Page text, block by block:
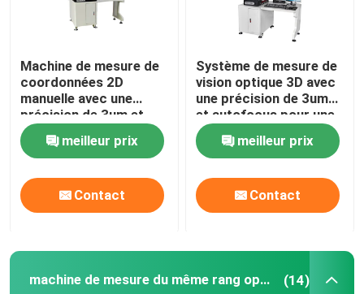
À la maison
Vidéos
Machine de mesure de
coordonnées 2D
manuelle avec une
précision de 3um et
une alimentation de
220V 50Hz pour une
mesure de précision
meilleur prix
Contact
Système de mesure de
vision optique 3D avec
une précision de 3um
et autofocus pour une
installation facile dans
l'électronique
meilleur prix
Contact
machine de mesure du même rang optique (14)